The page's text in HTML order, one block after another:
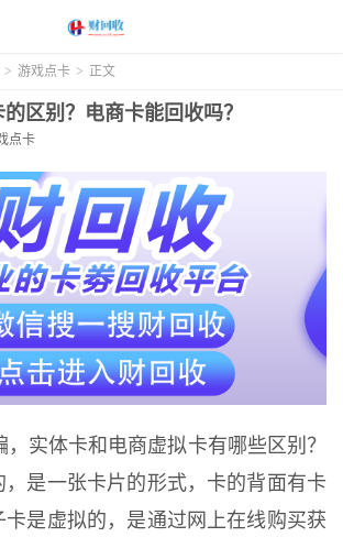
> 游戏点卡 > 正文
区别？电商卡能回收吗？
点卡
实体卡和电商虚拟卡有哪些区别？
，是一张卡片的形式，卡的背面有卡
卡是虚拟的，是通过网上在线购买获